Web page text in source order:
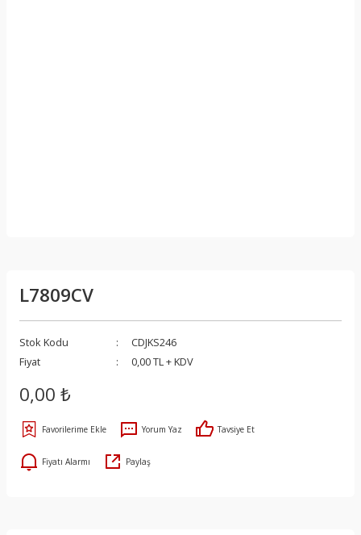
L7809CV
Stok Kodu
CDJKS246
Fiyat
0,00 TL + KDV
0,00 ₺
Yorum Yaz Tavsiye Et
Fiyatı Alarmı Paylaş